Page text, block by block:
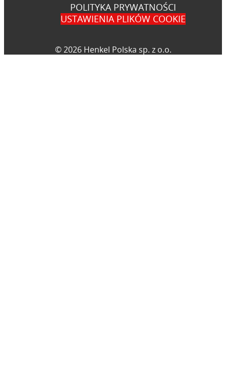
POLITYKA PRYWATNOŚCI
USTAWIENIA PLIKÓW COOKIE
© 2026 Henkel Polska sp. z o.o.